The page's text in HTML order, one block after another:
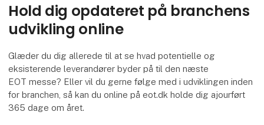
Hold dig opdateret på branchens
udvikling online
Glæder du dig allerede til at se hvad potentielle og
eksisterende leverandører byder på til den næste
EOT messe? Eller vil du gerne følge med i udviklingen inden
for branchen, så kan du online på eot.dk holde dig ajourført
365 dage om året.